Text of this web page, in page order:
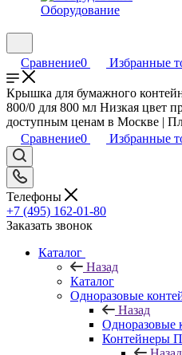
Оборудование
Сравнение0 Избранные
Крышка для бумажного
800/0 для 800 мл Низкая цвет
доступным ценам в Москве |
Сравнение0 Избранные
Телефоны
+7 (495) 162-01-80
Заказать звонок
Каталог
Назад
Каталог
Одноразовые
Назад
Одноразовые
Контейнеры